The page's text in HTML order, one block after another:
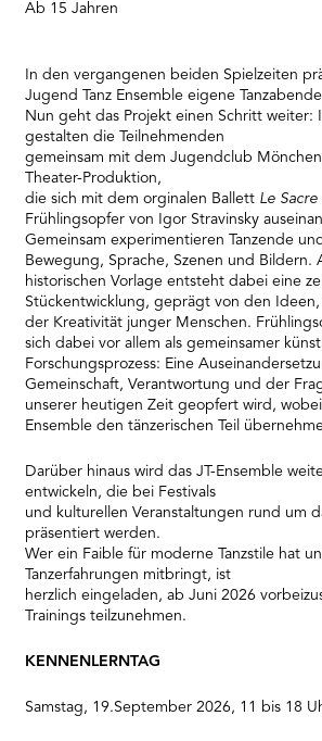
Ab 15 Jahren
In den vergangenen beiden Spielzeiten
Jugend Tanz Ensemble eigene
Nun geht das Projekt einen Schritt weiter:
gestalten die Teilnehmenden
gemeinsam mit dem Jugendclub
Theater-Produktion,
die sich mit dem orginalen Ballett Le
Frühlingsopfer von Igor Stravinsky
Gemeinsam experimentieren Tanzende
Bewegung, Sprache, Szenen und Bildern.
historischen Vorlage entsteht dabei eine
Stückentwicklung, geprägt von den
der Kreativität junger Menschen.
sich dabei vor allem als gemeinsamer
Forschungsprozess: Eine
Gemeinschaft, Verantwortung und der
unserer heutigen Zeit geopfert wird,
Ensemble den tänzerischen Teil
Darüber hinaus wird das JT-Ensemble
entwickeln, die bei Festivals
und kulturellen Veranstaltungen rund um
präsentiert werden.
Wer ein Faible für moderne Tanzstile hat
Tanzerfahrungen mitbringt, ist
herzlich eingeladen, ab Juni 2026
Trainings teilzunehmen.
KENNENLERNTAG
Samstag, 19.September 2026, 11 bis 18